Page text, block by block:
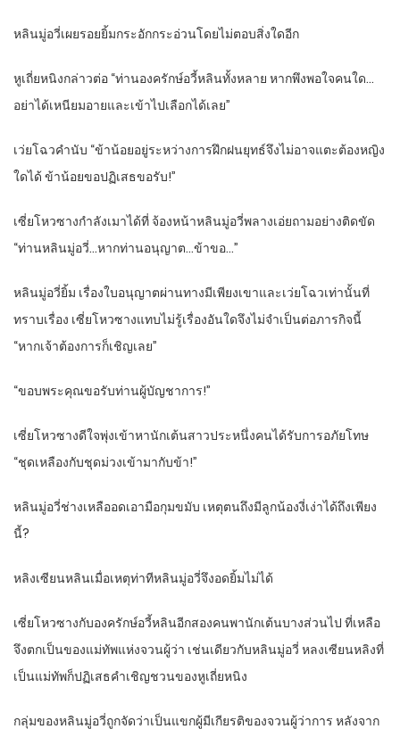
หลินมู่อวี่เผยรอยยิ้มกระอักกระอ่วนโดยไม่ตอบสิ่งใดอีก
หูเถี่ยหนิงกล่าวต่อ “ท่านองครักษ์อวี้หลินทั้งหลาย หากพึงพอใจคนใด…
อย่าได้เหนียมอายและเข้าไปเลือกได้เลย”
เว่ยโฉวคำนับ “ข้าน้อยอยู่ระหว่างการฝึกฝนยุทธ์จึงไม่อาจแตะต้องหญิง
ใดได้ ข้าน้อยขอปฏิเสธขอรับ!”
เซี่ยโหวซางกำลังเมาได้ที่ จ้องหน้าหลินมู่อวี่พลางเอ่ยถามอย่างติดขัด
“ท่านหลินมู่อวี่…หากท่านอนุญาต…ข้าขอ…”
หลินมู่อวี่ยิ้ม เรื่องใบอนุญาตผ่านทางมีเพียงเขาและเว่ยโฉวเท่านั้นที่
ทราบเรื่อง เซี่ยโหวซางแทบไม่รู้เรื่องอันใดจึงไม่จำเป็นต่อภารกิจนี้
“หากเจ้าต้องการก็เชิญเลย”
“ขอบพระคุณขอรับท่านผู้บัญชาการ!”
เซี่ยโหวซางดีใจพุ่งเข้าหานักเต้นสาวประหนึ่งคนได้รับการอภัยโทษ
“ชุดเหลืองกับชุดม่วงเข้ามากับข้า!”
หลินมู่อวี่ช่างเหลืออดเอามือกุมขมับ เหตุตนถึงมีลูกน้องงี่เง่าได้ถึงเพียง
นี้?
หลิงเซียนหลินเมื่อเหตุท่าทีหลินมู่อวี่จึงอดยิ้มไม่ได้
เซี่ยโหวซางกับองครักษ์อวี้หลินอีกสองคนพานักเต้นบางส่วนไป ที่เหลือ
จึงตกเป็นของแม่ทัพแห่งจวนผู้ว่า เช่นเดียวกับหลินมู่อวี่ หลงเซียนหลิงที่
เป็นแม่ทัพก็ปฏิเสธคำเชิญชวนของหูเถี่ยหนิง
กลุ่มของหลินมู่อวี่ถูกจัดว่าเป็นแขกผู้มีเกียรติของจวนผู้ว่าการ หลังจาก